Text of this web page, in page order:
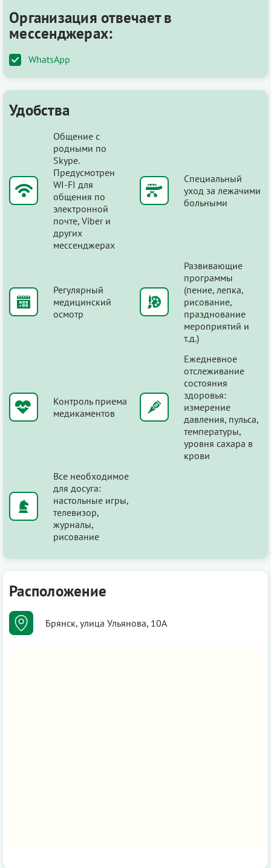
Организация отвечает в
мессенджерах:
WhatsApp
Удобства
Общение с
родными по
Skype.
Предусмотрен
WI-FI для
общения по
электронной
почте, Viber и
других
мессенджерах
Специальный
уход за лежачими
больными
Регулярный
медицинский
осмотр
Развивающие
программы
(пение, лепка,
рисование,
празднование
мероприятий и
т.д.)
Контроль приема
медикаментов
Ежедневное
отслеживание
состояния
здоровья:
измерение
давления, пульса,
температуры,
уровня сахара в
крови
Все необходимое
для досуга:
настольные игры,
телевизор,
журналы,
рисование
Расположение
Брянск, улица Ульянова, 10А